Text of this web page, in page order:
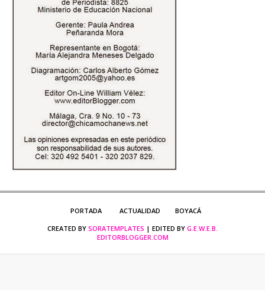
PORTADA ACTUALIDAD
BOYACÁ
CREATED BY SORATEMPLATES | EDITED BY G.E.W.E.B.
EDITORBLOGGER.COM